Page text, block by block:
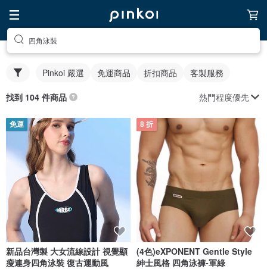
四角泳裝
Pinkoi 嚴選 免運商品 折扣商品 客製服務
找到 104 件商品 熱門程度優先
免運
新品台灣製 大女流線設計 視覺顯
瘦連身四角泳裝 復古運動風
8 折
(4色)eXPONENT Gentle Style
紳士風格 四角泳褲-軍綠